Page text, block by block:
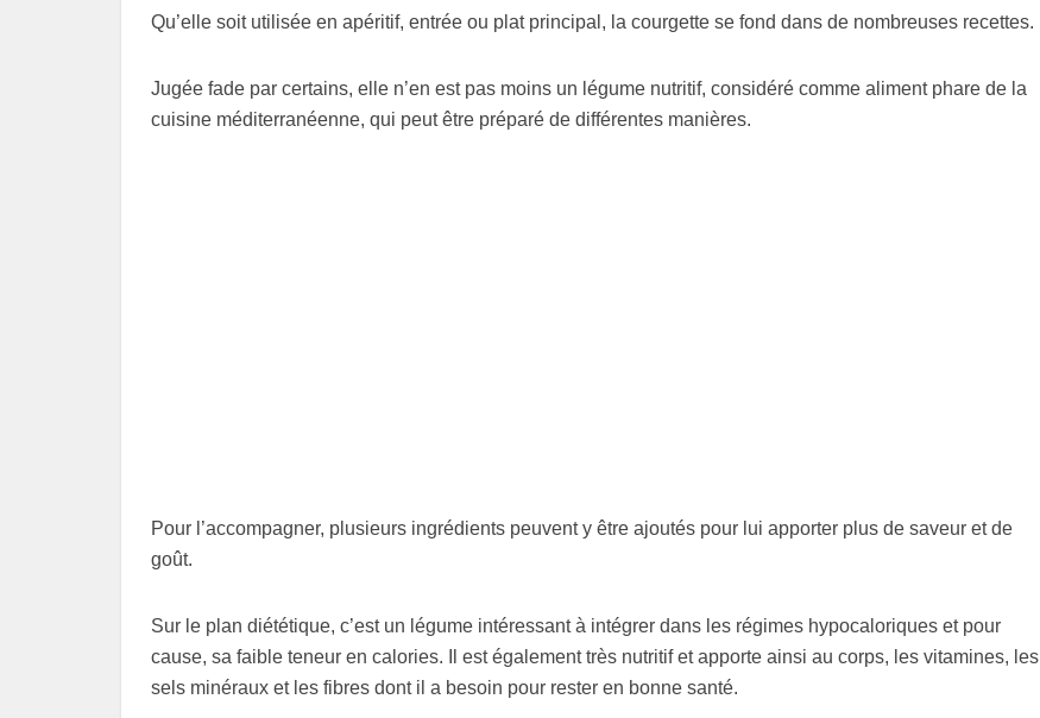
Qu’elle soit utilisée en apéritif, entrée ou plat principal, la courgette se fond dans de nombreuses recettes.
Jugée fade par certains, elle n’en est pas moins un légume nutritif, considéré comme aliment phare de la
cuisine méditerranéenne, qui peut être préparé de différentes manières.
Pour l’accompagner, plusieurs ingrédients peuvent y être ajoutés pour lui apporter plus de saveur et de
goût.
Sur le plan diététique, c’est un légume intéressant à intégrer dans les régimes hypocaloriques et pour
cause, sa faible teneur en calories. Il est également très nutritif et apporte ainsi au corps, les vitamines, les
sels minéraux et les fibres dont il a besoin pour rester en bonne santé.